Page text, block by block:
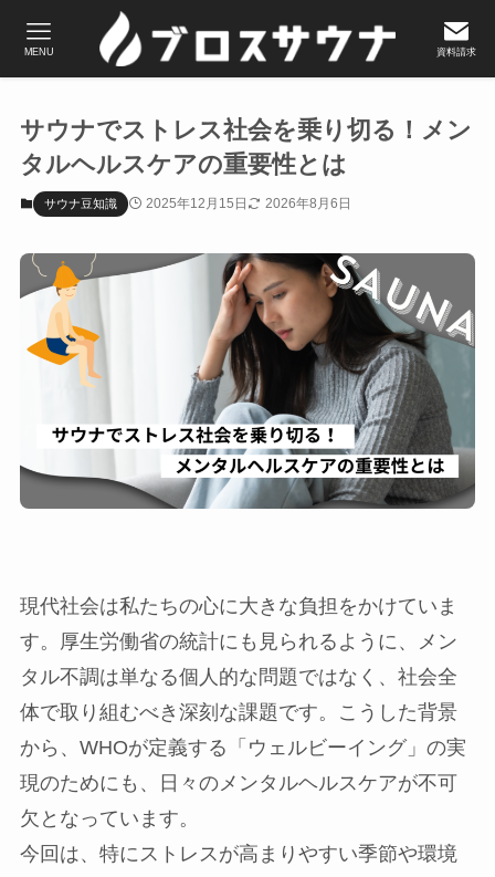
資料請求
MENU
サウナでストレス社会を乗り切る！メン
タルヘルスケアの重要性とは
サウナ豆知識 2025年12月15日 2026年8月6日
現代社会は私たちの心に大きな負担をかけていま
す。厚生労働省の統計にも見られるように、メン
タル不調は単なる個人的な問題ではなく、社会全
体で取り組むべき深刻な課題です。こうした背景
から、WHOが定義する「ウェルビーイング」の実
現のためにも、日々のメンタルヘルスケアが不可
欠となっています。
今回は、特にストレスが高まりやすい季節や環境